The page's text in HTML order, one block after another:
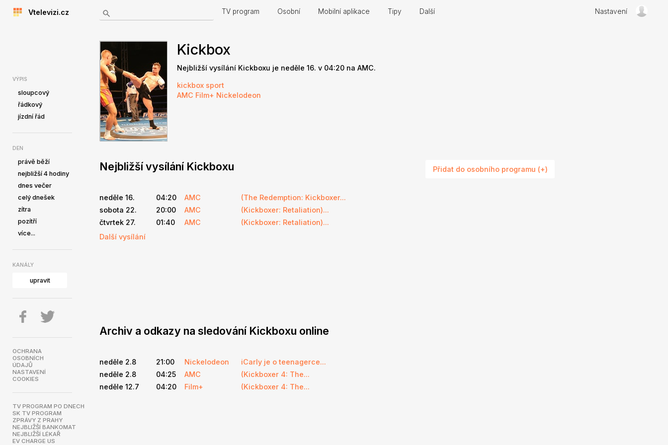
Vtelevizi.cz TV program Osobní Mobilní aplikace Tipy Další Nastavení
VÝPIS
sloupcový
řádkový
jízdní řád
DEN
právě běží
nejbližší 4 hodiny
dnes večer
celý dnešek
zítra
pozítří
více...
KANÁLY
upravit
OCHRANA
OSOBNÍCH
ÚDAJŮ
NASTAVENÍ
COOKIES
TV PROGRAM PO DNECH
SK TV PROGRAM
ZPRÁVY Z PRAHY
NEJBLIŽŠÍ BANKOMAT
NEJBLIŽŠÍ LÉKAŘ
EV CHARGE US
Kickbox
Nejbližší vysílání Kickboxu je neděle 16. v 04:20 na AMC.
kickbox sport
AMC Film+ Nickelodeon
Nejbližší vysílání Kickboxu
neděle 16. 04:20 AMC
(The Redemption: Kickboxer...
sobota 22.
20:00 AMC
(Kickboxer: Retaliation)...
čtvrtek 27.
01:40 AMC
(Kickboxer: Retaliation)...
Další vysílání
Archiv a odkazy na sledování Kickboxu online
neděle 2.8 21:00 Nickelodeon
iCarly je o teenagerce...
neděle 2.8
04:25 AMC
(Kickboxer 4: The...
neděle 12.7
04:20 Film+ (Kickboxer 4: The...
Přidat do osobního programu (+)